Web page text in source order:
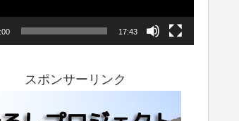
17:43
スポンサーリンク